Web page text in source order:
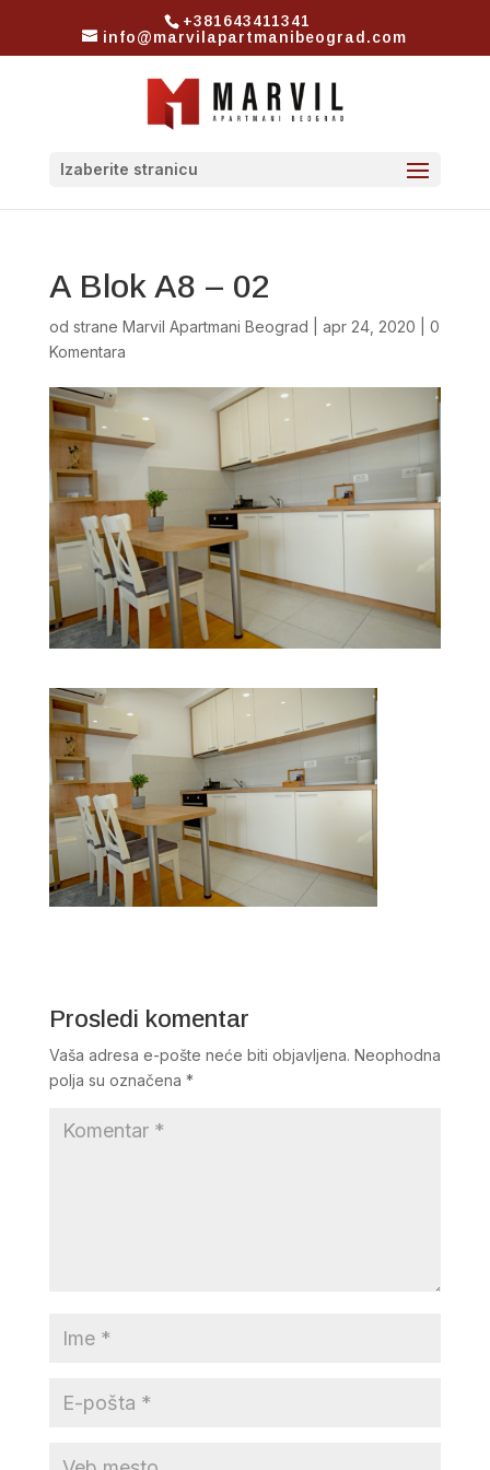
+381643411341
info@marvilapartmanibeograd.com
Izaberite stranicu
A Blok A8 – 02
od strane Marvil Apartmani Beograd apr 24, 2020
0
Komentara
Prosledi komentar
Vaša adresa e-pošte neće biti objavljena. Neophodna
polja su označena *